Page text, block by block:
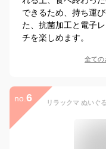
できるため、持ち運
た、抗菌加工と電子
チを楽しめます。
全ての
no. 6